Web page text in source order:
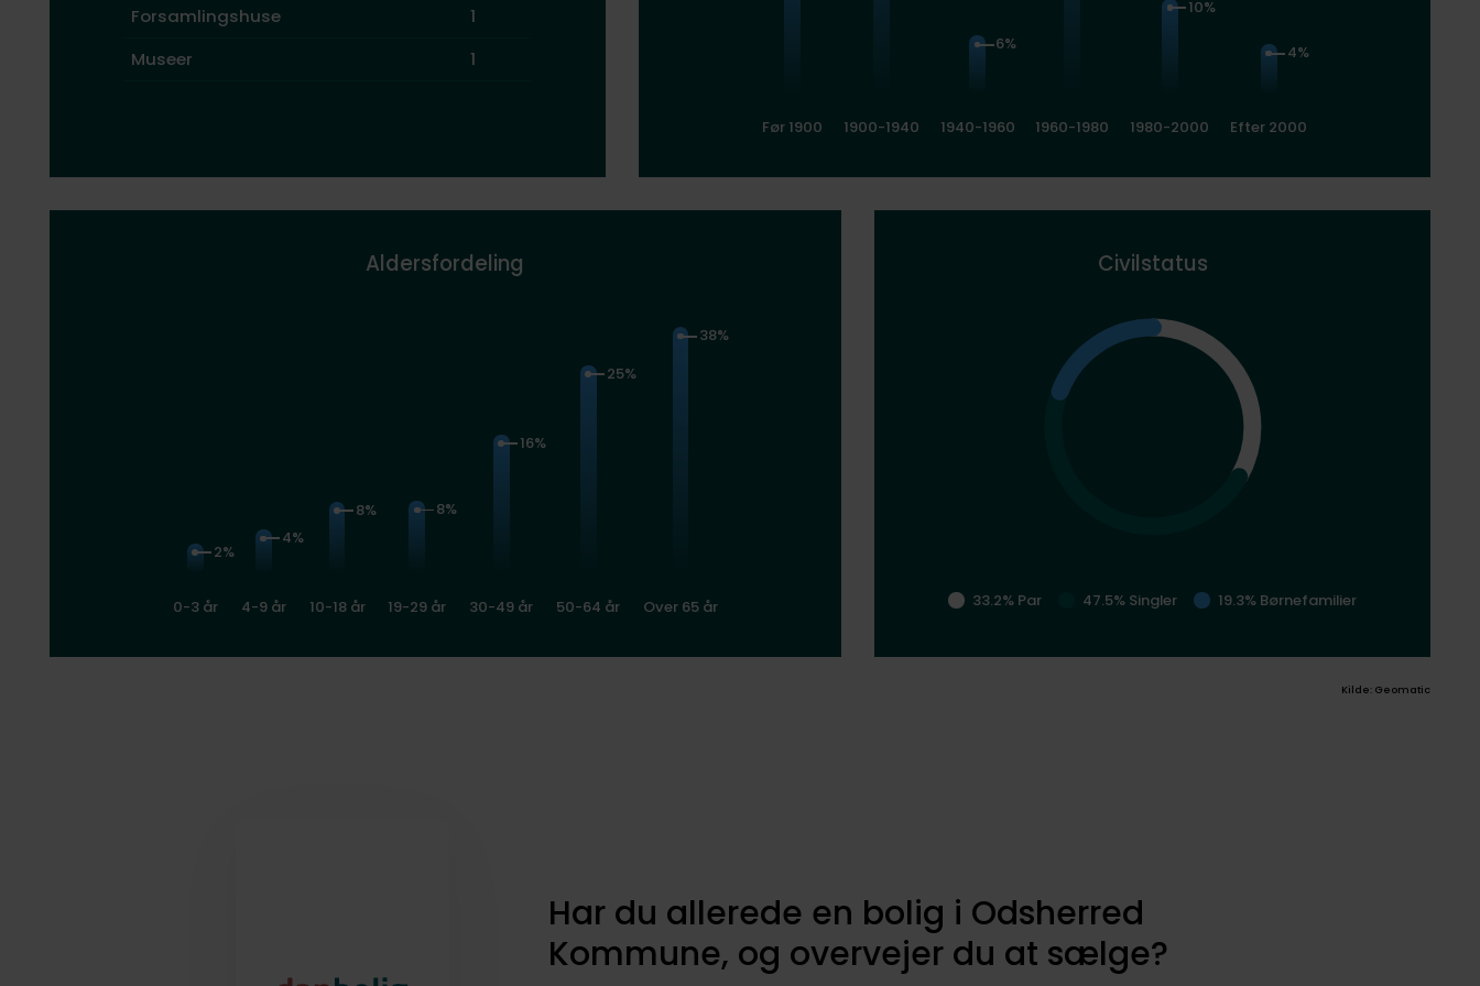
Forsamlingshuse
1
Museer
1
Før 1900 1900-1940
6%
1940-1960 1960-1980
10%
1980-2000
4%
Efter 2000
Aldersfordeling
2%
0-3 år
4%
4-9 år
8%
10-18 år
8%
19-29 år
16%
30-49 år
25%
50-64 år
38%
Over 65 år
Civilstatus
33.2% Par 47.5% Singler 19.3% Børnefamilier
Kilde: Geomatic
Har du allerede en bolig i Odsherred
Kommune, og overvejer du at sælge?